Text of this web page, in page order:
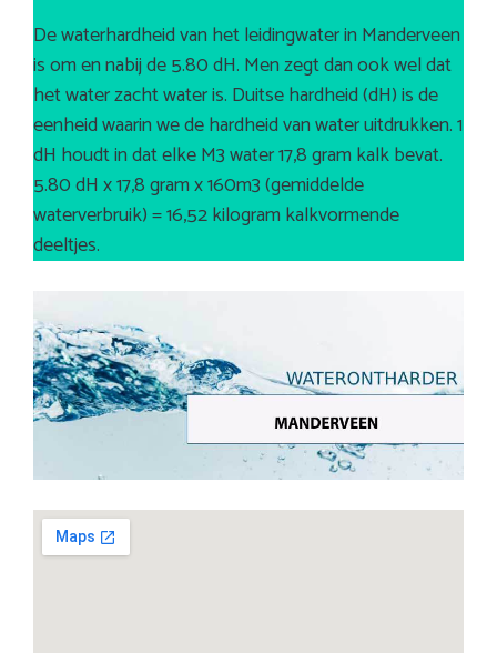
De waterhardheid van het leidingwater in Manderveen
is om en nabij de 5.80 dH. Men zegt dan ook wel dat
het water zacht water is. Duitse hardheid (dH) is de
eenheid waarin we de hardheid van water uitdrukken. 1
dH houdt in dat elke M3 water 17,8 gram kalk bevat.
5.80 dH x 17,8 gram x 160m3 (gemiddelde
waterverbruik) = 16,52 kilogram kalkvormende
deeltjes.